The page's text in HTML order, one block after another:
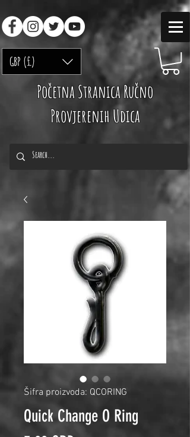
GBP (£)
Početna Stranica Ručno
Provjerenih Udica
Šifra proizvoda: QCORING
Quick Change O Ring